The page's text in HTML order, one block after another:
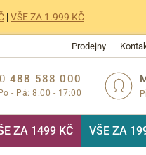
|VŠE ZA 1.999 KČ
Prodejny
488 588 000
Po - Pá: 8:00 - 17:00
ZA 1499 KČ VŠE ZA